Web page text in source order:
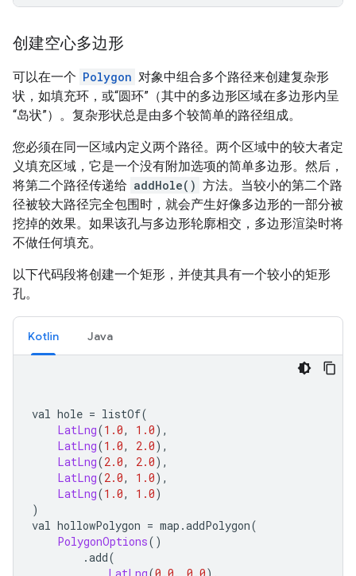
创建空心多边形
可以在一个 Polygon 对象中组合多个路径来创建复杂形
状，如填充环，或“圆环”（其中的多边形区域在多边形内呈
“岛状”）。复杂形状总是由多个较简单的路径组成。
您必须在同一区域内定义两个路径。两个区域中的较大者定
义填充区域，它是一个没有附加选项的简单多边形。然后，
将第二个路径传递给 addHole() 方法。当较小的第二个路
径被较大路径完全包围时，就会产生好像多边形的一部分被
挖掉的效果。如果该孔与多边形轮廓相交，多边形渲染时将
不做任何填充。
以下代码段将创建一个矩形，并使其具有一个较小的矩形
孔。
Kotlin Java
val hole = listOf(
LatLng(1.0, 1.0),
LatLng(1.0, 2.0),
LatLng(2.0, 2.0),
LatLng(2.0, 1.0),
LatLng(1.0, 1.0)
)
val hollowPolygon = map .addPolygon(
PolygonOptions()
.add(